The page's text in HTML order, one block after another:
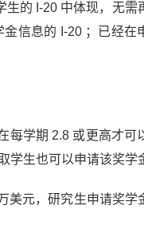
生的 I-20 中体现，无需
信息的 I-20 ；已经在
每学期 2.8 或更高才可
学生也可以申请该奖学
美元，研究生申请奖学